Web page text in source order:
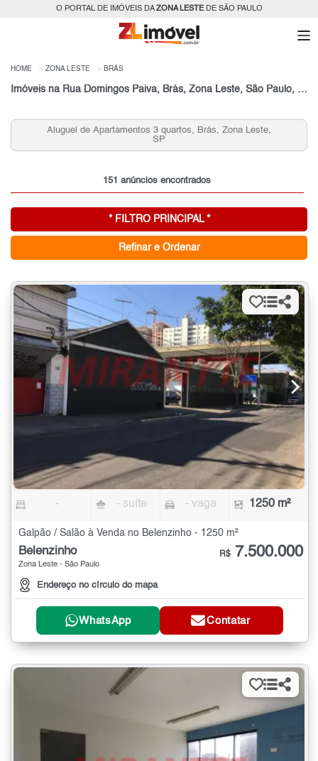
O PORTAL DE IMÓVEIS DAZONA LESTEDE SÃO PAULO
HOME ZONA LESTE BRÁS
Imóveis na Rua Domingos Paiva, Brás, Zona Leste, São Paulo, SP
Aluguel de Apartamentos 3 quartos, Brás, Zona Leste,
SP
151 anúncios encontrados
* FILTRO PRINCIPAL *
Refinar e Ordenar
- - suíte - vaga 1250 m²
Galpão / Salão à Venda no Belenzinho - 1250 m²
Belenzinho
Zona Leste - São Paulo
Endereço no círculo do mapa
R$ 7.500.000
WhatsApp Contatar